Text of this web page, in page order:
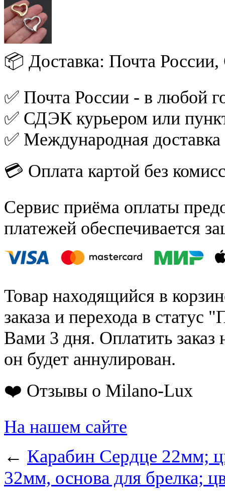
📦 Доставка: Почта
✅ Почта России - в любой
✅ СДЭК курьером или
✅ Международная
💳 Оплата картой без
Сервис приёма оплаты
платежей обеспечивается
Товар находящийся в
заказа и перехода в статус
Вами 3 дня. Оплатить заказ
он будет аннулирован.
❤️ Отзывы о Milano-Lux
На нашем сайте
← Карабин Сердце 22мм;
32мм, основа для брелка;